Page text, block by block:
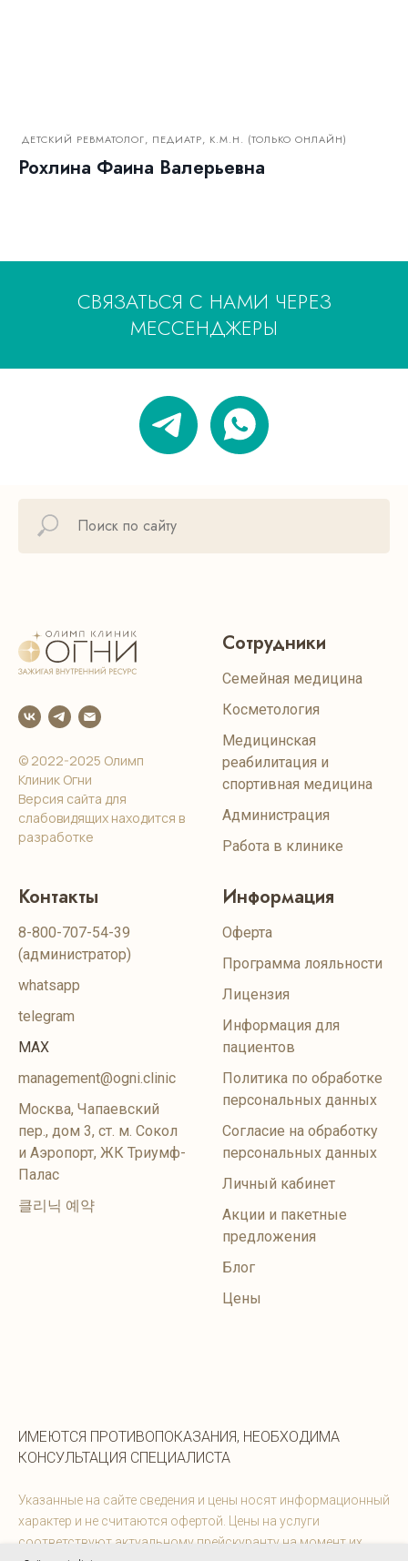
ДЕТСКИЙ РЕВМАТОЛОГ, ПЕДИАТР, К.М.Н. (ТОЛЬКО ОНЛАЙН)
Рохлина Фаина Валерьевна
СВЯЗАТЬСЯ С НАМИ ЧЕРЕЗ
МЕССЕНДЖЕРЫ
© 2022-2025 Олимп
Клиник Огни
Версия сайта для
слабовидящих находится в
разработке
Сотрудники
Семейная медицина
Косметология
Медицинская
реабилитация и
спортивная медицина
Администрация
Работа в клинике
Контакты
8-800-707-54-39
(администратор)
whatsapp
telegram
MAX
management@ogni.clinic
Москва, Чапаевский
пер., дом 3, ст. м. Сокол
и Аэропорт, ЖК Триумф-
Палас
클리닉 예약
Информация
Оферта
Программа лояльности
Лицензия
Информация для
пациентов
Политика по обработке
персональных данных
Согласие на обработку
персональных данных
Личный кабинет
Акции и пакетные
предложения
Блог
Цены
ИМЕЮТСЯ ПРОТИВОПОКАЗАНИЯ, НЕОБХОДИМА
КОНСУЛЬТАЦИЯ СПЕЦИАЛИСТА
Указанные на сайте сведения и цены носят информационный
характер и не считаются офертой. Цены на услуги
соответствуют актуальному прейскуранту на момент их